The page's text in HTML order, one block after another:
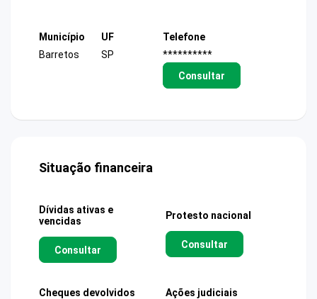
Município
Barretos
UF
SP
Telefone
**********
Consultar
Situação financeira
Dívidas ativas e
vencidas
Consultar
Protesto nacional
Consultar
Cheques devolvidos Ações judiciais